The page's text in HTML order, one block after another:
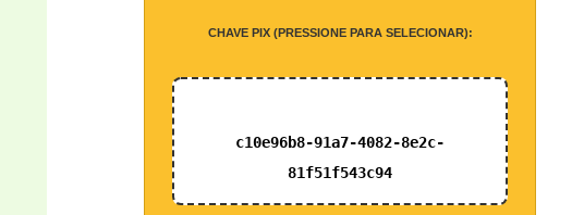
CHAVE PIX (PRESSIONE PARA SELECIONAR):
c10e96b8-91a7-4082-8e2c-
81f51f543c94